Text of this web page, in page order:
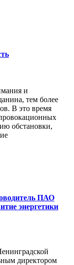
и
тем более
В это время
обстановки,
ПАО
энергетики
директором